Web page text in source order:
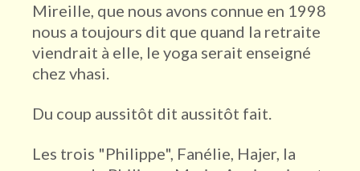
Mireille, que nous avons connue en 1998
nous a toujours dit que quand la retraite
viendrait à elle, le yoga serait enseigné
chez vhasi.
Du coup aussitôt dit aussitôt fait.
Les trois "Philippe", Fanélie, Hajer, la